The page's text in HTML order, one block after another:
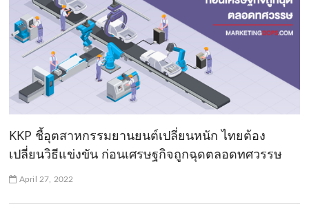
KKP ชี้อุตสาหกรรมยานยนต์เปลี่ยนหนัก ไทยต้อง
เปลี่ยนวิธีแข่งขัน ก่อนเศรษฐกิจถูกฉุดตลอดทศวรรษ
April 27, 2022